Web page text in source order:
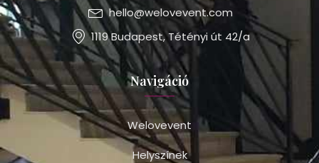
hello@welovevent.com
1119 Budapest, Tétényi út 42/a
Navigáció
Welovevent
Helyszínek